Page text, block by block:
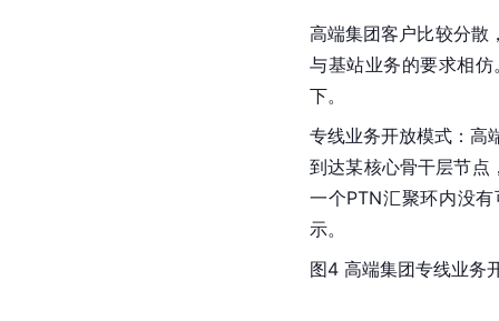
高端集团客户比较分散
与基站业务的要求相
下。
专线业务开放模式：高
到达某核心骨干层节点
一个PTN汇聚环内没
示。
图4 高端集团专线业务